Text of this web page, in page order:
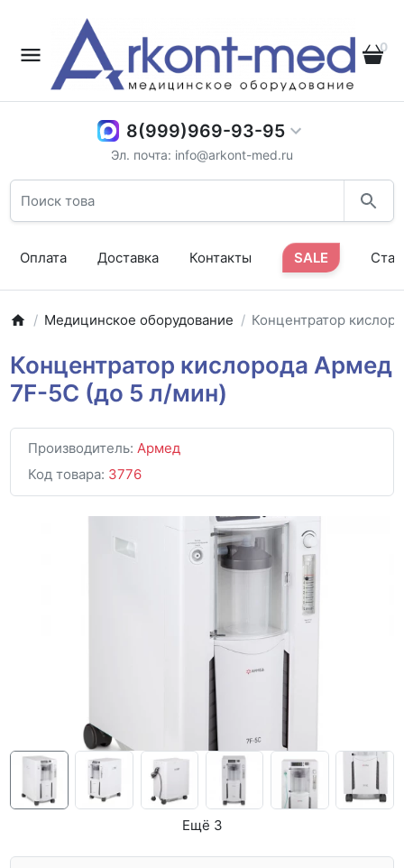
0
8(999)969-93-95
Эл. почта: info@arkont-med.ru
Оплата Доставка Контакты SALE
Медицинское оборудование Концентратор
Концентратор кислорода Армед
7F-5C (до 5 л/мин)
Производитель: Армед
Код товара: 3776
Ещё 3